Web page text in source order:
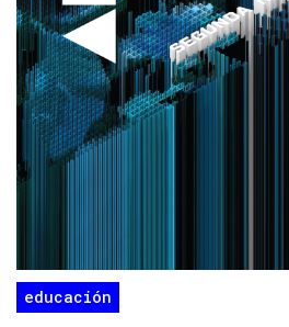
educación